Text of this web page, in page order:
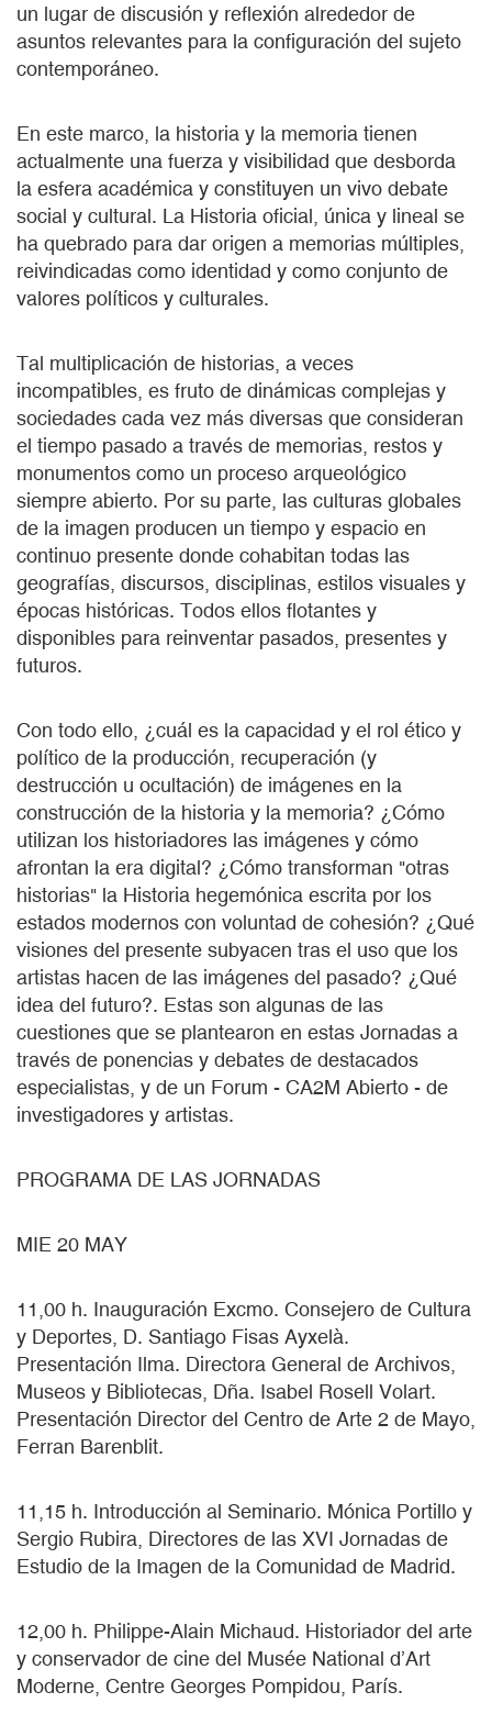
un lugar de discusión y reflexión alrededor de
asuntos relevantes para la configuración del sujeto
contemporáneo.
En este marco, la historia y la memoria tienen
actualmente una fuerza y visibilidad que desborda
la esfera académica y constituyen un vivo debate
social y cultural. La Historia oficial, única y lineal se
ha quebrado para dar origen a memorias múltiples,
reivindicadas como identidad y como conjunto de
valores políticos y culturales.
Tal multiplicación de historias, a veces
incompatibles, es fruto de dinámicas complejas y
sociedades cada vez más diversas que consideran
el tiempo pasado a través de memorias, restos y
monumentos como un proceso arqueológico
siempre abierto. Por su parte, las culturas globales
de la imagen producen un tiempo y espacio en
continuo presente donde cohabitan todas las
geografías, discursos, disciplinas, estilos visuales y
épocas históricas. Todos ellos flotantes y
disponibles para reinventar pasados, presentes y
futuros.
Con todo ello, ¿cuál es la capacidad y el rol ético y
político de la producción, recuperación (y
destrucción u ocultación) de imágenes en la
construcción de la historia y la memoria? ¿Cómo
utilizan los historiadores las imágenes y cómo
afrontan la era digital? ¿Cómo transforman "otras
historias" la Historia hegemónica escrita por los
estados modernos con voluntad de cohesión? ¿Qué
visiones del presente subyacen tras el uso que los
artistas hacen de las imágenes del pasado? ¿Qué
idea del futuro?. Estas son algunas de las
cuestiones que se plantearon en estas Jornadas a
través de ponencias y debates de destacados
especialistas, y de un Forum - CA2M Abierto - de
investigadores y artistas.
PROGRAMA DE LAS JORNADAS
MIE 20 MAY
11,00 h. Inauguración Excmo. Consejero de Cultura
y Deportes, D. Santiago Fisas Ayxelà.
Presentación Ilma. Directora General de Archivos,
Museos y Bibliotecas, Dña. Isabel Rosell Volart.
Presentación Director del Centro de Arte 2 de Mayo,
Ferran Barenblit.
11,15 h. Introducción al Seminario. Mónica Portillo y
Sergio Rubira, Directores de las XVI Jornadas de
Estudio de la Imagen de la Comunidad de Madrid.
12,00 h. Philippe-Alain Michaud. Historiador del arte
y conservador de cine del Musée National d’Art
Moderne, Centre Georges Pompidou, París.